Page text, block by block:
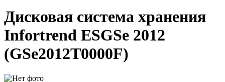
Дисковая система хранения
Infortrend ESGSe 2012
(GSe2012T0000F)